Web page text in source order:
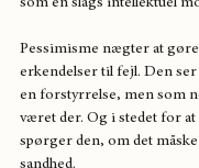
som en slags intellektuel
Pessimisme nægter at
erkendelser til fejl. Den
en forstyrrelse, men som
været der. Og i stedet for
spørger den, om det